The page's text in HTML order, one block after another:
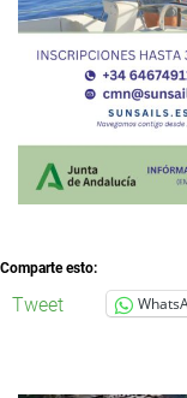
Comparte esto:
Tweet